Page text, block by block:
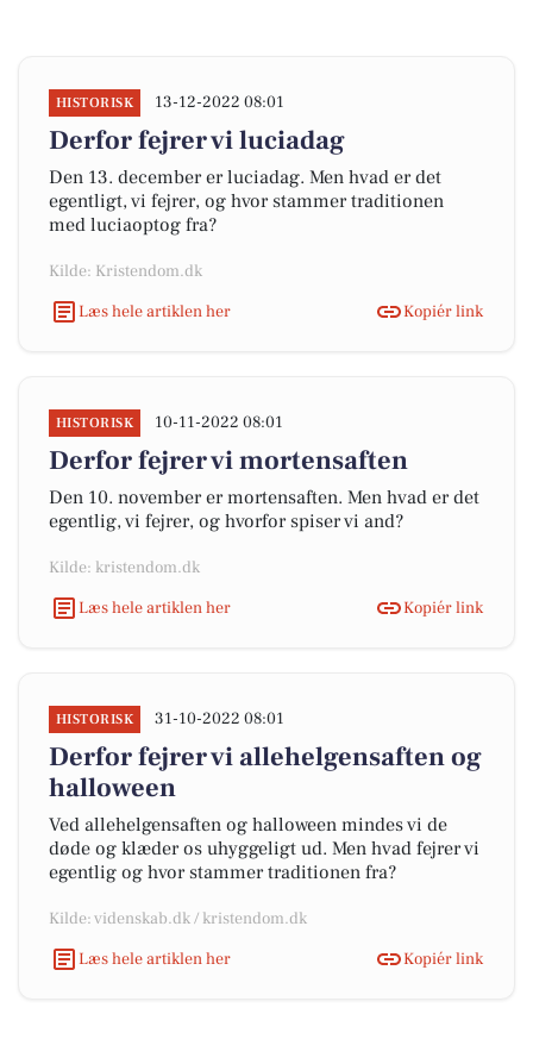
HISTORISK 13-12-2022 08:01
Derfor fejrer vi luciadag
Den 13. december er luciadag. Men hvad er det
egentligt, vi fejrer, og hvor stammer traditionen
med luciaoptog fra?
Kilde: Kristendom.dk
Læs hele artiklen her
Kopiér link
HISTORISK 10-11-2022 08:01
Derfor fejrer vi mortensaften
Den 10. november er mortensaften. Men hvad er det
egentlig, vi fejrer, og hvorfor spiser vi and?
Kilde: kristendom.dk
Læs hele artiklen her
Kopiér link
HISTORISK 31-10-2022 08:01
Derfor fejrer vi allehelgensaften og
halloween
Ved allehelgensaften og halloween mindes vi de
døde og klæder os uhyggeligt ud. Men hvad fejrer vi
egentlig og hvor stammer traditionen fra?
Kilde: videnskab.dk / kristendom.dk
Læs hele artiklen her
Kopiér link